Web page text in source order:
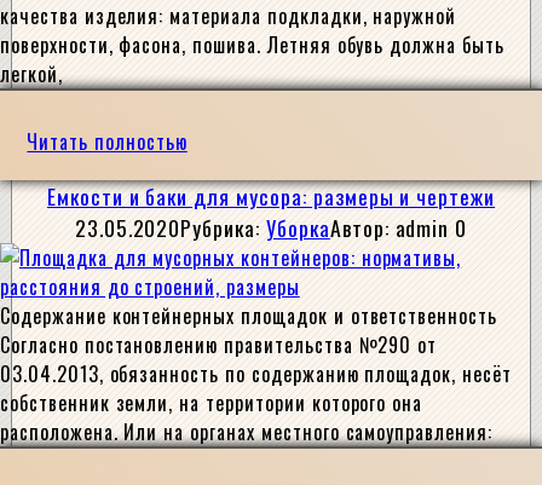
качества изделия: материала подкладки, наружной
поверхности, фасона, пошива. Летняя обувь должна быть
легкой,
Читать полностью
Емкости и баки для мусора: размеры и чертежи
23.05.2020Рубрика: УборкаАвтор: admin 0
Содержание контейнерных площадок и ответственность
Согласно постановлению правительства №290 от
03.04.2013, обязанность по содержанию площадок, несёт
собственник земли, на территории которого она
расположена. Или на органах местного самоуправления: